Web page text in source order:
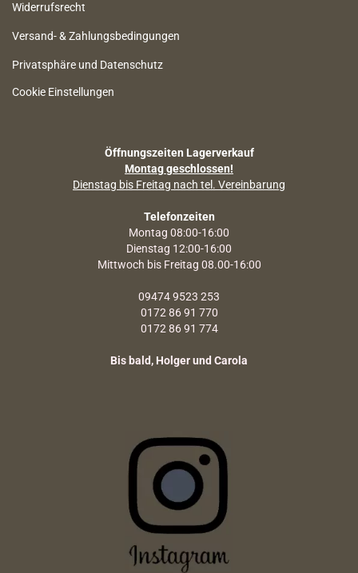
Widerrufsrecht
Versand- & Zahlungsbedingungen
Privatsphäre und Datenschutz
Cookie Einstellungen
Öffnungszeiten Lagerverkauf
Montag geschlossen!
Dienstag bis Freitag nach tel. Vereinbarung
Telefonzeiten
Montag 08:00-16:00
Dienstag 12:00-16:00
Mittwoch bis Freitag 08.00-16:00
09474 9523 253
0172 86 91 770
0172 86 91 774
Bis bald, Holger und Carola